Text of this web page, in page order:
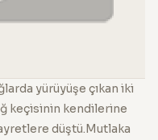
yürüyüşe çıkan iki
keçisinin kendilerine
düştü.Mutlaka